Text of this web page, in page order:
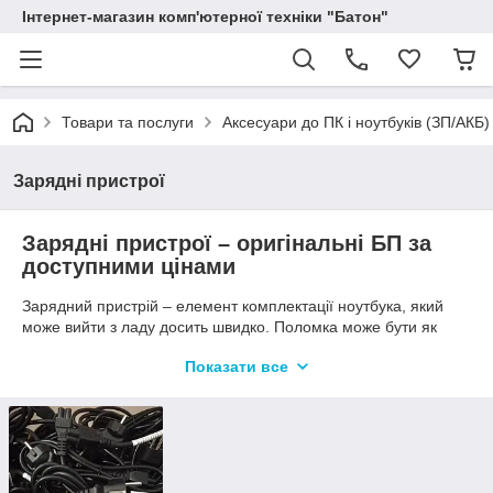
Інтернет-магазин комп'ютерної техніки "Батон"
Товари та послуги Аксесуари до ПК і ноутбуків (ЗП/АКБ)
Зарядні пристрої
Зарядні пристрої – оригінальні БП за
доступними цінами
Зарядний пристрій – елемент комплектації ноутбука, який
може вийти з ладу досить швидко. Поломка може бути як
піддаються атаці з боку домашніх тварин. В інтернет-магазині
компаній-лідерів комп'ютерної сфери.
Важливо! Комплектація включає блок живлення. Це шнур,
який з'єднує блок живлення з розеткою 220V. Ви можете
придбати його окремо, або використовувати кабель від
Показати все